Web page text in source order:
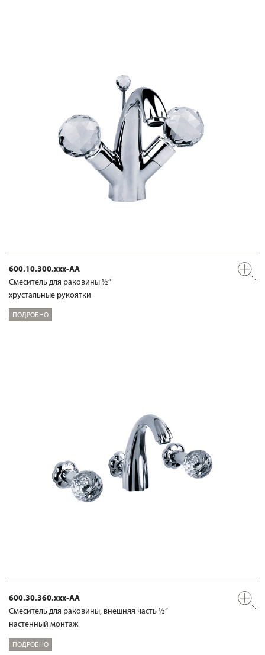
600.10.300.xxx-AA
Смеситель для раковины ½“
хрустальные рукоятки
ПОДРОБНО
600.30.360.xxx-AA
Смеситель для раковины, внешняя часть ½“
настенный монтаж
ПОДРОБНО